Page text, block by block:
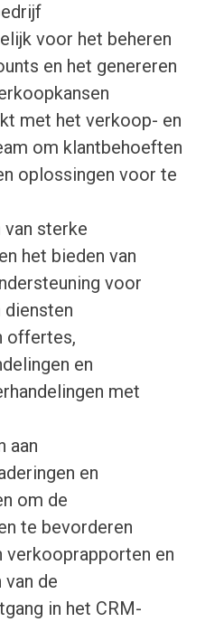
voor het beheren
en het genereren
met het verkoop- en
om klantbehoeften
oplossingen voor te
van sterke
het bieden van
voor
diensten
offertes,
en
met
aan
en
om de
te bevorderen
verkooprapporten en
van de
in het CRM-